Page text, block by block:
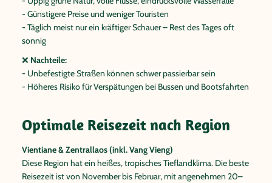
- Günstigere Preise und weniger Touristen
- Täglich meist nur ein kräftiger Schauer – Rest des Tages oft
sonnig
❌ Nachteile:
- Unbefestigte Straßen können schwer passierbar sein
- Höheres Risiko für Verspätungen bei Bussen und Bootsfahrten
Optimale Reisezeit nach Region
Vientiane & Zentrallaos (inkl. Vang Vieng)
Diese Region hat ein heißes, tropisches Tieflandklima. Die beste
Reisezeit ist von November bis Februar, mit angenehmen 20–